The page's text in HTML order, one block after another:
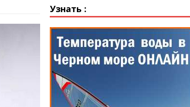
Узнать :